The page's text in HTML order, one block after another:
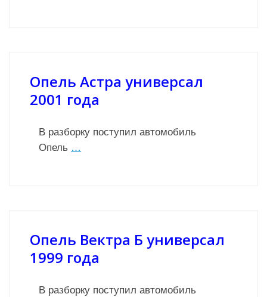
Опель Астра универсал
2001 года
В разборку поступил автомобиль
Опель …
Опель Вектра Б универсал
1999 года
В разборку поступил автомобиль